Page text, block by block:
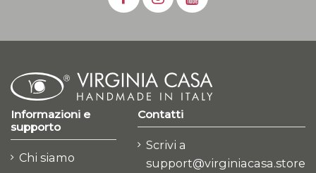
Informazioni e
supporto
Chi siamo
Contatti
Scrivi a
support@virginiacasa.store